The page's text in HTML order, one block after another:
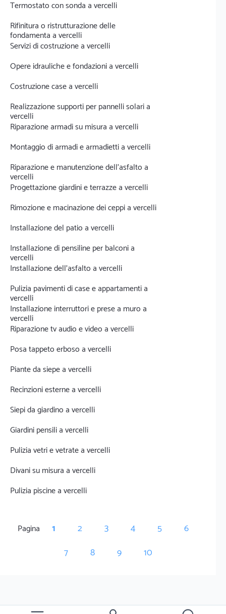
Termostato con sonda a vercelli
Rifinitura o ristrutturazione delle
fondamenta a vercelli
Servizi di costruzione a vercelli
Opere idrauliche e fondazioni a vercelli
Costruzione case a vercelli
Realizzazione supporti per pannelli solari a
vercelli
Riparazione armadi su misura a vercelli
Montaggio di armadi e armadietti a vercelli
Riparazione e manutenzione dell'asfalto a
vercelli
Progettazione giardini e terrazze a vercelli
Rimozione e macinazione dei ceppi a vercelli
Installazione del patio a vercelli
Installazione di pensiline per balconi a
vercelli
Installazione dell'asfalto a vercelli
Pulizia pavimenti di case e appartamenti a
vercelli
Installazione interruttori e prese a muro a
vercelli
Riparazione tv audio e video a vercelli
Posa tappeto erboso a vercelli
Piante da siepe a vercelli
Recinzioni esterne a vercelli
Siepi da giardino a vercelli
Giardini pensili a vercelli
Pulizia vetri e vetrate a vercelli
Divani su misura a vercelli
Pulizia piscine a vercelli
Pagina 1 2 3 4 5
6
7
8 9 10